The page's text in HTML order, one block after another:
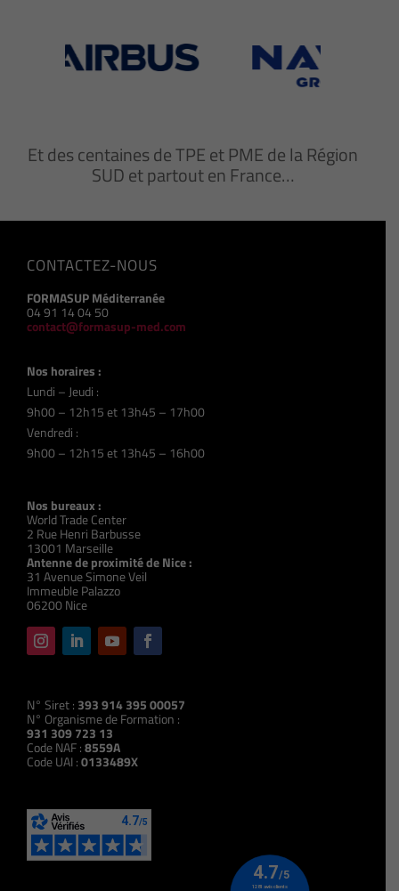
Et des centaines de TPE et PME de la Région
SUD et partout en France…
CONTACTEZ-NOUS
FORMASUP Méditerranée
04 91 14 04 50
contact@formasup-med.com
Nos horaires :
Lundi – Jeudi :
9h00 – 12h15 et 13h45 – 17h00
Vendredi :
9h00 – 12h15 et 13h45 – 16h00
Nos bureaux :
World Trade Center
2 Rue Henri Barbusse
13001 Marseille
Antenne de proximité de Nice :
31 Avenue Simone Veil
Immeuble Palazzo
06200 Nice
N° Siret : 393 914 395 00057
N° Organisme de Formation :
931 309 723 13
Code NAF :8559A
Code UAI :0133489X